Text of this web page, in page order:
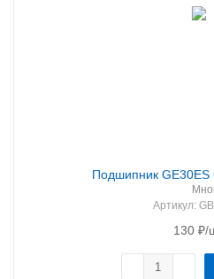
Подшипник GE30ES
Артикул:
130 ₽/